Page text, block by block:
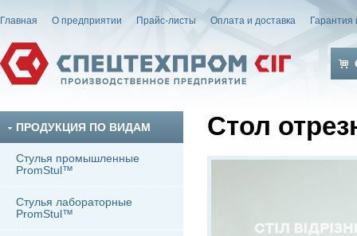
Главная О предприятии Прайс-листы Оплата и доставка Гарантия
ПРОДУКЦИЯ ПО ВИДАМ
Стулья промышленные
PromStul™
Стулья лабораторные
PromStul™
Стол